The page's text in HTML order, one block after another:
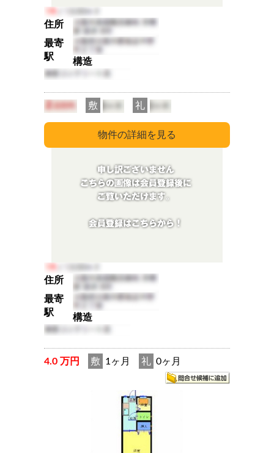
住所
最寄
駅
構造
敷 礼
住所
最寄
駅
構造
4.0 万円 敷 1ヶ月 礼 0ヶ月